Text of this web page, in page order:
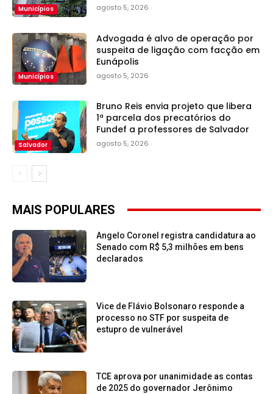
Municípios agosto 5, 2026
Municípios
Advogada é alvo de operação por
suspeita de ligação com facção em
Eunápolis
agosto 5, 2026
Salvador
Bruno Reis envia projeto que libera
1ª parcela dos precatórios do
Fundef a professores de Salvador
agosto 5, 2026
MAIS POPULARES
Angelo Coronel registra candidatura ao
Senado com R$ 5,3 milhões em bens
declarados
Vice de Flávio Bolsonaro responde a
processo no STF por suspeita de
estupro de vulnerável
TCE aprova por unanimidade as contas
de 2025 do governador Jerônimo